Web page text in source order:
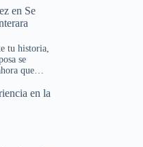
en Se
tu historia,
se
que…
en la